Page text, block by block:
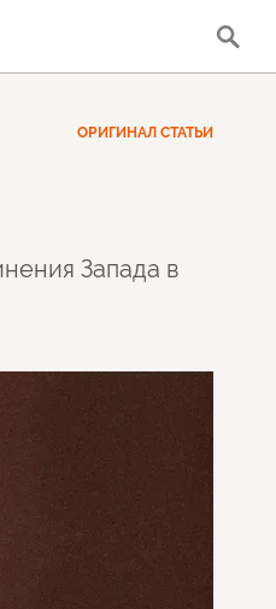
ОРИГИНАЛ СТАТЬИ
Запада в